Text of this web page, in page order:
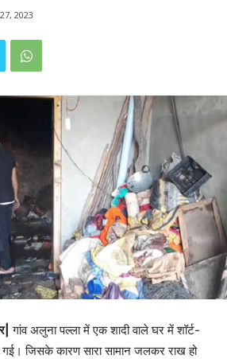
2023
गांव अलुना पल्ला में एक शादी वाले घर में शॉर्ट-
जिसके कारण सारा सामान जलकर राख हो